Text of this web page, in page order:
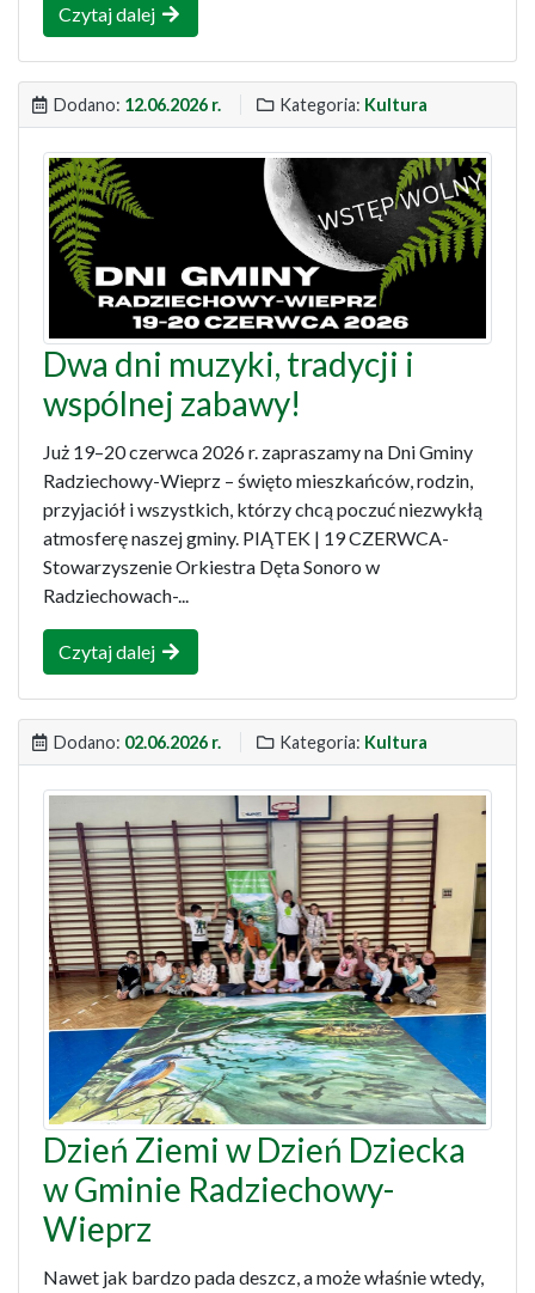
Czytaj dalej
Dodano: 12.06.2026 r. Kategoria: Kultura
Dwa dni muzyki, tradycji i
wspólnej zabawy!
Już 19–20 czerwca 2026 r. zapraszamy na Dni Gminy
Radziechowy-Wieprz – święto mieszkańców, rodzin,
przyjaciół i wszystkich, którzy chcą poczuć niezwykłą
atmosferę naszej gminy. PIĄTEK | 19 CZERWCA-
Stowarzyszenie Orkiestra Dęta Sonoro w
Radziechowach-...
Czytaj dalej
Dodano: 02.06.2026 r. Kategoria: Kultura
Dzień Ziemi w Dzień Dziecka
w Gminie Radziechowy-
Wieprz
Nawet jak bardzo pada deszcz, a może właśnie wtedy,